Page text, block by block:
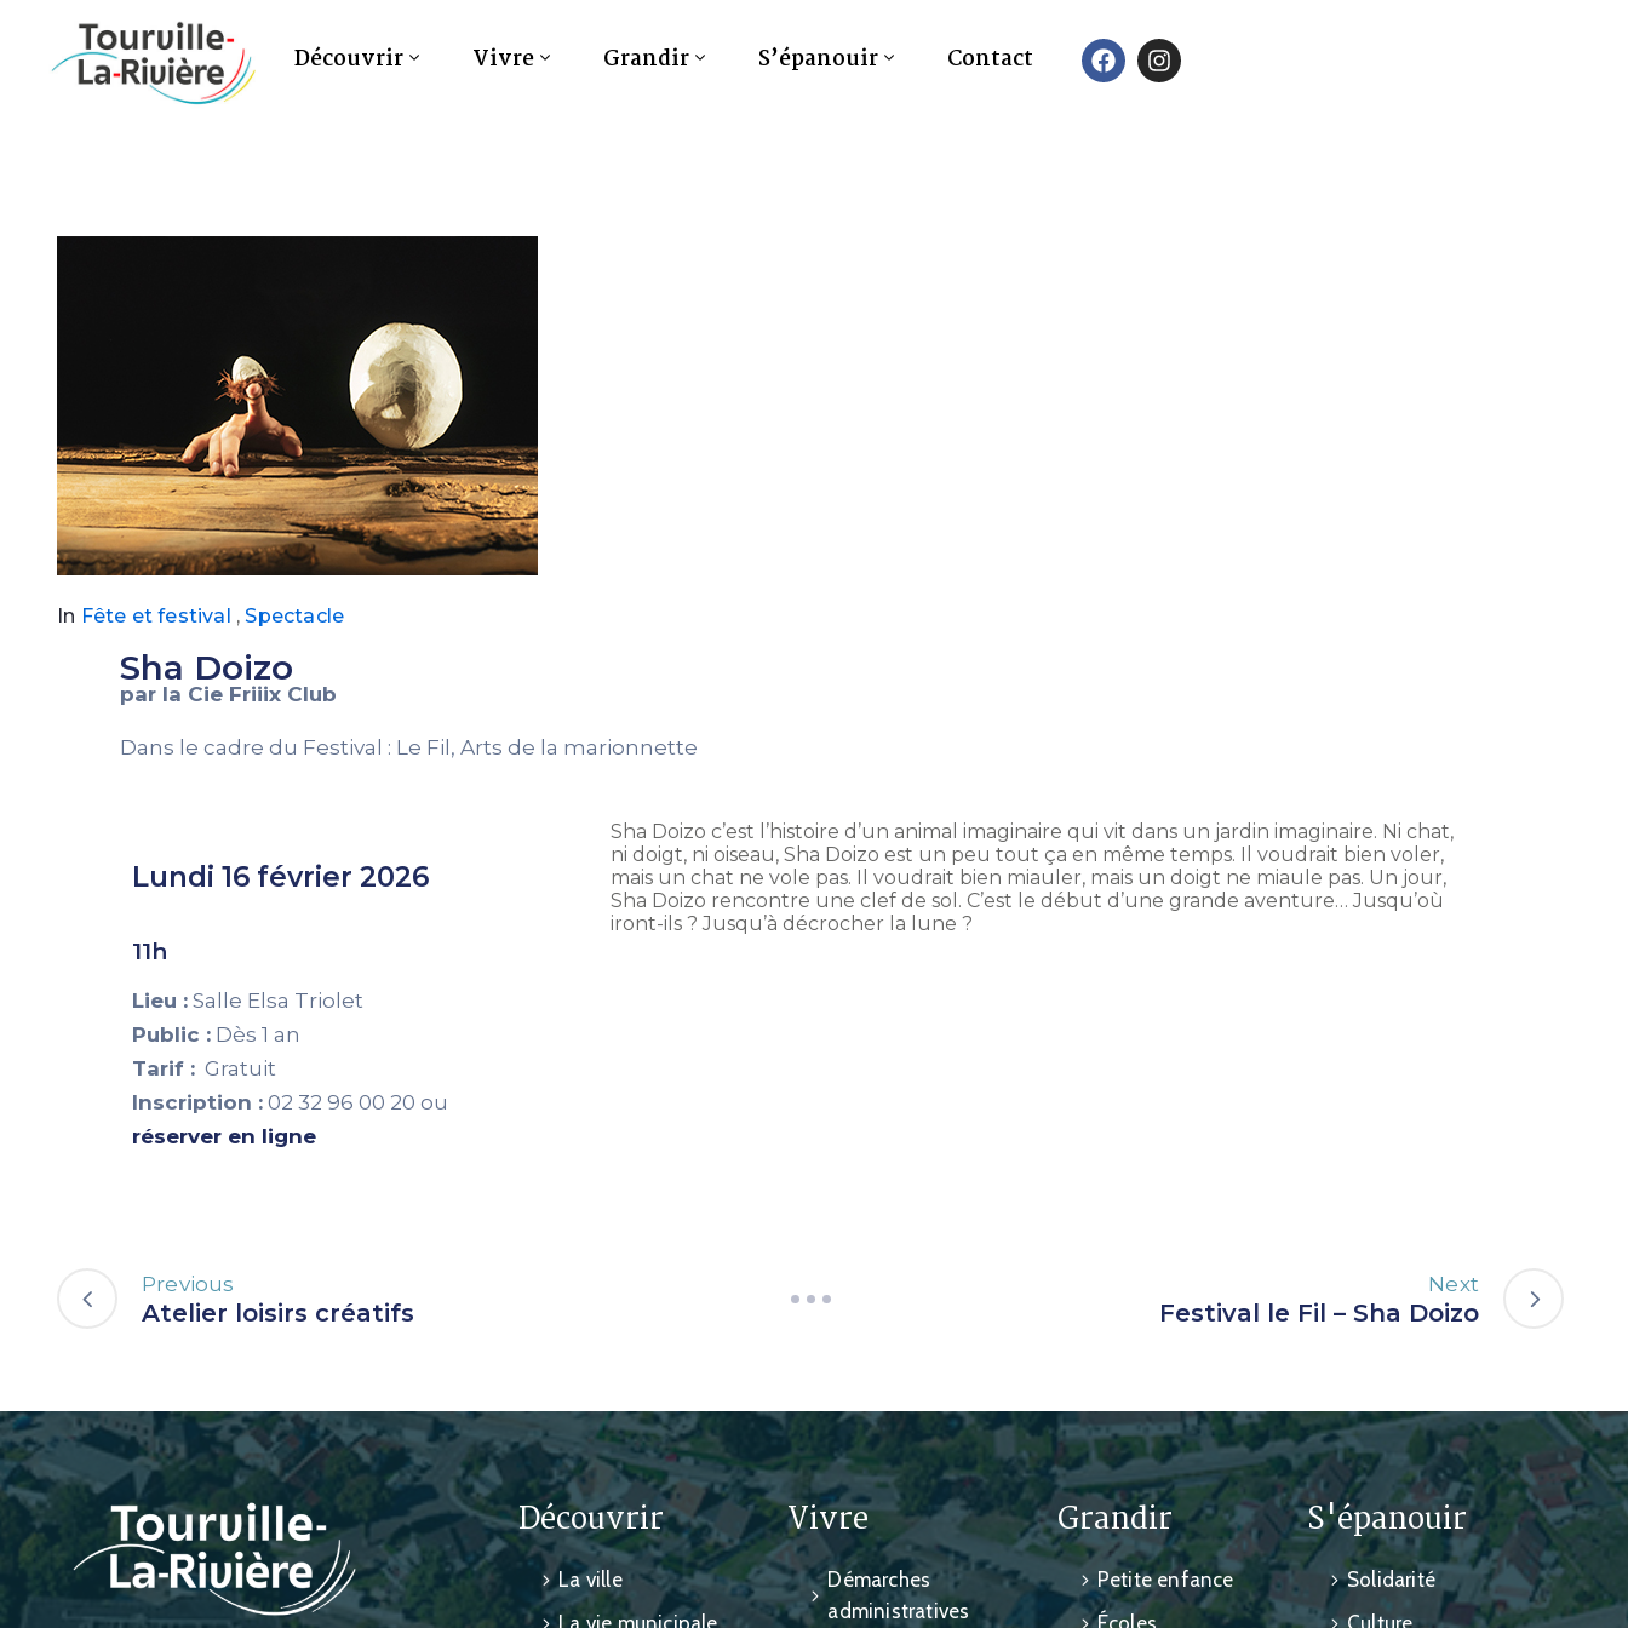
Découvrir Vivre Grandir S’épanouir Contact
In Fête et festival ,Spectacle
Sha Doizo
par la Cie Friiix Club
Dans le cadre du Festival : Le Fil, Arts de la marionnette
Lundi 16 février 2026
11h
Lieu : Salle Elsa Triolet
Public : Dès 1 an
Tarif : Gratuit
Inscription : 02 32 96 00 20 ou
réserver en ligne
Sha Doizo c’est l’histoire d’un animal imaginaire qui vit dans un jardin imaginaire. Ni chat,
ni doigt, ni oiseau, Sha Doizo est un peu tout ça en même temps. Il voudrait bien voler,
mais un chat ne vole pas. Il voudrait bien miauler, mais un doigt ne miaule pas. Un jour,
Sha Doizo rencontre une clef de sol. C’est le début d’une grande aventure… Jusqu’où
iront-ils ? Jusqu’à décrocher la lune ?
Previous
Atelier loisirs créatifs
Next
Festival le Fil – Sha Doizo
Découvrir
La ville
La vie municipale
Vivre
Démarches
administratives
Grandir
Petite enfance
Écoles
S'épanouir
Solidarité
Culture